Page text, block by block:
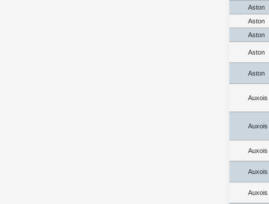
Aston
Aston
Aston
Aston
Aston
Auxois
Auxois
Auxois
Auxois
Auxois